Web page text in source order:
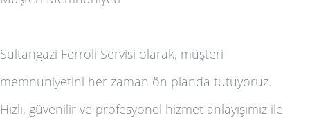
Sultangazi Ferroli Servisi olarak, müşteri
memnuniyetini her zaman ön planda tutuyoruz.
Hızlı, güvenilir ve profesyonel hizmet anlayışımız ile